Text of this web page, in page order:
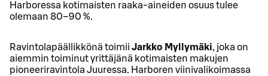
Harboressa kotimaisten raaka-aineiden osuus tulee
olemaan 80–90 %.
Ravintolapäällikkönä toimii Jarkko Myllymäki, joka on
aiemmin toiminut yrittäjänä kotimaisten makujen
pioneeriravintola Juuressa. Harboren viinivalikoimassa